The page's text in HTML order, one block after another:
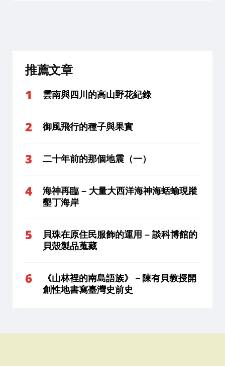
推薦文章
雲南與四川的高山野花紀錄
御風飛行的種子與果實
二十年前的那個地震（一）
海神再臨 – 大量大西洋海神海蛞蝓現蹤
墾丁海岸
貝珠在原住民服飾的運用 – 談科博館的
貝殼製品蒐藏
《山林裡的南島語族》－陳有貝教授開
創性地書寫臺灣史前史